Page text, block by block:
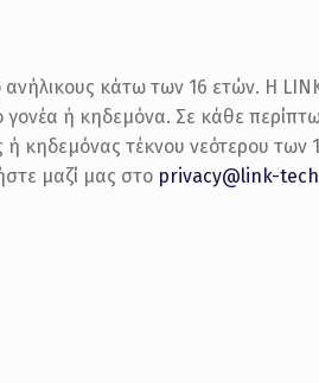
ανήλικους κάτω των 16 ετών. Η
ή κηδεμόνα. Σε κάθε
κηδεμόνας τέκνου νεότερου των
μαζί μας στο privacy@link-